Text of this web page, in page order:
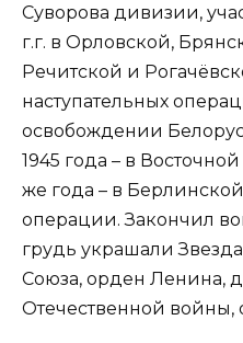
Суворова дивизии,
г.г. в Орловской,
Речитской и
наступательных
освобождении
1945 года – в
же года – в
операции. Закончил
грудь украшали
Союза, орден Ленина,
Отечественной войны,